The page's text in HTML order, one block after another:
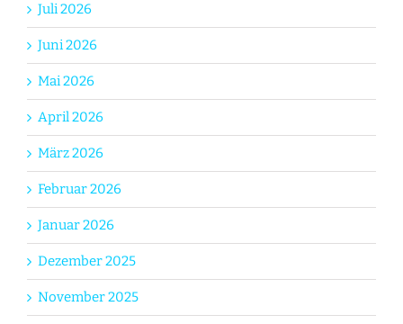
Juli 2026
Juni 2026
Mai 2026
April 2026
März 2026
Februar 2026
Januar 2026
Dezember 2025
November 2025